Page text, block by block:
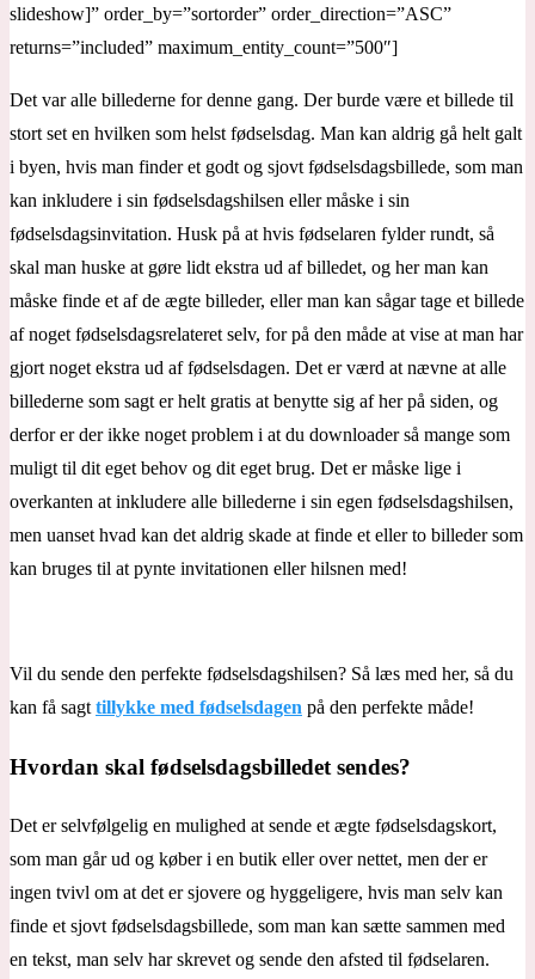
slideshow]” order_by=”sortorder” order_direction=”ASC”
returns=”included” maximum_entity_count=”500″]
Det var alle billederne for denne gang. Der burde være et billede til
stort set en hvilken som helst fødselsdag. Man kan aldrig gå helt galt
i byen, hvis man finder et godt og sjovt fødselsdagsbillede, som man
kan inkludere i sin fødselsdagshilsen eller måske i sin
fødselsdagsinvitation. Husk på at hvis fødselaren fylder rundt, så
skal man huske at gøre lidt ekstra ud af billedet, og her man kan
måske finde et af de ægte billeder, eller man kan sågar tage et billede
af noget fødselsdagsrelateret selv, for på den måde at vise at man har
gjort noget ekstra ud af fødselsdagen. Det er værd at nævne at alle
billederne som sagt er helt gratis at benytte sig af her på siden, og
derfor er der ikke noget problem i at du downloader så mange som
muligt til dit eget behov og dit eget brug. Det er måske lige i
overkanten at inkludere alle billederne i sin egen fødselsdagshilsen,
men uanset hvad kan det aldrig skade at finde et eller to billeder som
kan bruges til at pynte invitationen eller hilsnen med!
Vil du sende den perfekte fødselsdagshilsen? Så læs med her, så du
kan få sagt tillykke med fødselsdagen på den perfekte måde!
Hvordan skal fødselsdagsbilledet sendes?
Det er selvfølgelig en mulighed at sende et ægte fødselsdagskort,
som man går ud og køber i en butik eller over nettet, men der er
ingen tvivl om at det er sjovere og hyggeligere, hvis man selv kan
finde et sjovt fødselsdagsbillede, som man kan sætte sammen med
en tekst, man selv har skrevet og sende den afsted til fødselaren.